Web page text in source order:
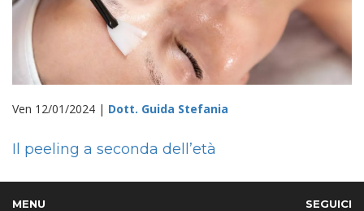
Ven 12/01/2024 | Dott. Guida Stefania
Il peeling a seconda dell’età
MENU
SEGUICI